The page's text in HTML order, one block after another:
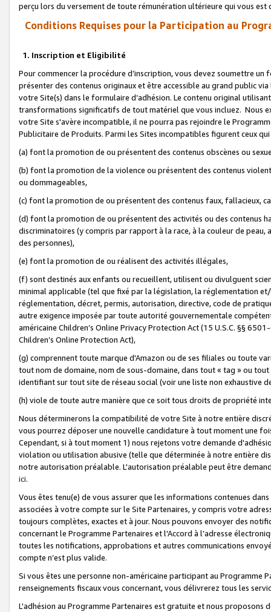
perçu lors du versement de toute rémunération ultérieure qui vous est
Conditions Requises pour la Participation au
1. Inscription et Eligibilité
Pour commencer la procédure d’inscription, vous devez soumettre
présenter des contenus originaux et être accessible au grand public
votre Site(s) dans le formulaire d’adhésion. Le contenu original
transformations significatifs de tout matériel que vous incluez. Nous
votre Site s'avère incompatible, il ne pourra pas rejoindre le
Publicitaire de Produits. Parmi les Sites incompatibles figurent ceux
(a) font la promotion de ou présentent des contenus obscènes ou
(b) font la promotion de la violence ou présentent des contenus
ou dommageables,
(c) font la promotion de ou présentent des contenus faux, fallacieux,
(d) font la promotion de ou présentent des activités ou des contenus
discriminatoires (y compris par rapport à la race, à la couleur de
des personnes),
(e) font la promotion de ou réalisent des activités illégales,
(f) sont destinés aux enfants ou recueillent, utilisent ou divulguent
minimal applicable (tel que fixé par la législation, la réglementation
réglementation, décret, permis, autorisation, directive, code de
autre exigence imposée par toute autorité gouvernementale
américaine Children’s Online Privacy Protection Act (15 U.S.C. §§
Children’s Online Protection Act),
(g) comprennent toute marque d'Amazon ou de ses filiales ou toute
tout nom de domaine, nom de sous-domaine, dans tout « tag » ou
identifiant sur tout site de réseau social (voir une liste non exhaustive
(h) viole de toute autre manière que ce soit tous droits de propriété
Nous déterminerons la compatibilité de votre Site à notre entière
vous pourrez déposer une nouvelle candidature à tout moment une
Cependant, si à tout moment 1) nous rejetons votre demande
violation ou utilisation abusive (telle que déterminée à notre entière
notre autorisation préalable. L'autorisation préalable peut être
ici.
Vous êtes tenu(e) de vous assurer que les informations contenues
associées à votre compte sur le Site Partenaires, y compris votre
toujours complètes, exactes et à jour. Nous pouvons envoyer des
concernant le Programme Partenaires et l'Accord à l’adresse
toutes les notifications, approbations et autres communications
compte n’est plus valide.
Si vous êtes une personne non-américaine participant au
renseignements fiscaux vous concernant, vous délivrerez tous les
L'adhésion au Programme Partenaires est gratuite et nous proposons